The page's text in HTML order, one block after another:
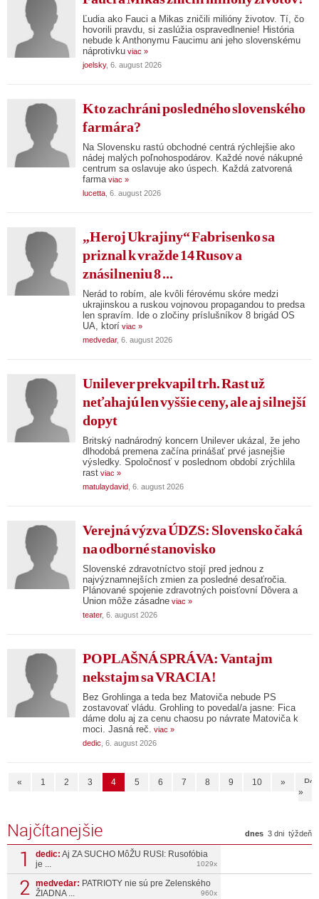
Ľudia ako Fauci a Mikas zničili milióny životov. Tí, čo
hovorili pravdu, si zaslúžia ospravedlnenie! História
nebude k Anthonymu Faucimu ani jeho slovenskému
náprotivku viac »
joelsky, 6. august 2026
Kto zachráni posledného slovenského
farmára?
Na Slovensku rastú obchodné centrá rýchlejšie ako
nádej malých poľnohospodárov. Každé nové nákupné
centrum sa oslavuje ako úspech. Každá zatvorená
farma viac »
lucetta , 6. august 2026
„Heroj Ukrajiny“ Fabrisenko sa
priznal k vražde 14 Rusov a
znásilneniu 8 ...
Nerád to robím, ale kvôli férovému skóre medzi
ukrajinskou a ruskou vojnovou propagandou to predsa
len spravím. Ide o zločiny príslušníkov 8 brigád OS
UA, ktorí viac »
medvedar, 6. august 2026
Unilever prekvapil trh. Rast už
neťahajú len vyššie ceny, ale aj silnejší
dopyt
Britský nadnárodný koncern Unilever ukázal, že jeho
dlhodobá premena začína prinášať prvé jasnejšie
výsledky. Spoločnosť v poslednom období zrýchlila
rast viac »
matulaydavid , 6. august 2026
Verejná výzva ÚDZS: Slovensko čaká
na odborné stanovisko
Slovenské zdravotníctvo stojí pred jednou z
najvýznamnejších zmien za posledné desaťročia.
Plánované spojenie zdravotných poisťovní Dôvera a
Union môže zásadne viac »
teater, 6. august 2026
POPLAŠNÁ SPRÁVA: Vantajm
nekstajm sa VRACIA !
Bez Grohlinga a teda bez Matoviča nebude PS
zostavovať vládu. Grohling to povedal/a jasne: Fica
dáme dolu aj za cenu chaosu po návrate Matoviča k
moci. Jasná reč. viac »
dedic , 6. august 2026
« 1 2 3 4 5 6 7 8 9 10 »
»
Najčítanejšie dnes 3 dni týždeň
dedic: Aj ZA SUCHO MôŽU RUSI: Rusofóbia
je ...
1029x
medvedar: PATRIOTY nie sú pre Zelenského
ŽIADNA ...
960x